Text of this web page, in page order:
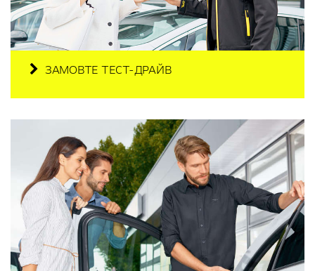
ЗАМОВТЕ ТЕСТ-ДРАЙВ